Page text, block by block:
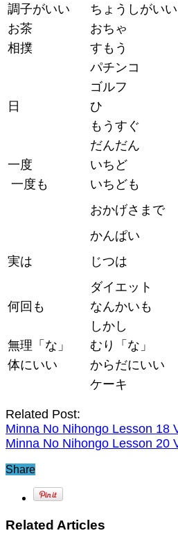
調子がいい
ちょうしがいい
お茶
おちゃ
相撲
すもう
パチンコ
ゴルフ
日
ひ
もうすぐ
だんだん
一度
いちど
一度も
いちども
おかげさまで
かんぱい
実は
じつは
ダイエット
何回も
なんかいも
しかし
無理「な」
むり「な」
体にいい
からだにいい
ケーキ
Related Post:
Minna No Nihongo Lesson 18
Minna No Nihongo Lesson 20
Share
Related Articles